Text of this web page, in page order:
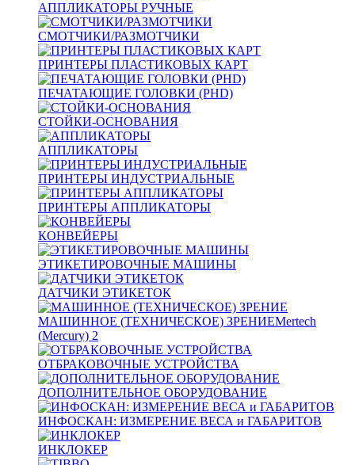
АППЛИКАТОРЫ РУЧНЫЕ
СМОТЧИКИ/РАЗМОТЧИКИ
ПРИНТЕРЫ ПЛАСТИКОВЫХ КАРТ
ПЕЧАТАЮЩИЕ ГОЛОВКИ (PHD)
СТОЙКИ-ОСНОВАНИЯ
АППЛИКАТОРЫ
ПРИНТЕРЫ ИНДУСТРИАЛЬНЫЕ
ПРИНТЕРЫ АППЛИКАТОРЫ
КОНВЕЙЕРЫ
ЭТИКЕТИРОВОЧНЫЕ МАШИНЫ
ДАТЧИКИ ЭТИКЕТОК
МАШИННОЕ (ТЕХНИЧЕСКОЕ) ЗРЕНИЕMertech
(Mercury) 2
ОТБРАКОВОЧНЫЕ УСТРОЙСТВА
ДОПОЛНИТЕЛЬНОЕ ОБОРУДОВАНИЕ
ИНФОСКАН: ИЗМЕРЕНИЕ ВЕСА и ГАБАРИТОВ
ИНКЛОКЕР